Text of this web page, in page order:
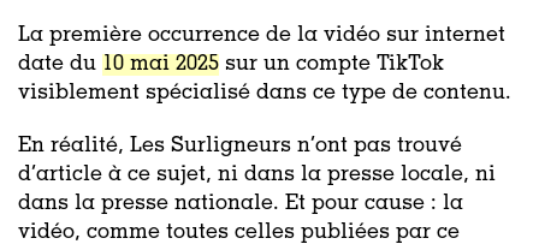
La première occurrence de la vidéo sur internet
date du 10 mai 2025 sur un compte TikTok
visiblement spécialisé dans ce type de contenu.
En réalité, Les Surligneurs n’ont pas trouvé
d’article à ce sujet, ni dans la presse locale, ni
dans la presse nationale. Et pour cause : la
vidéo, comme toutes celles publiées par ce